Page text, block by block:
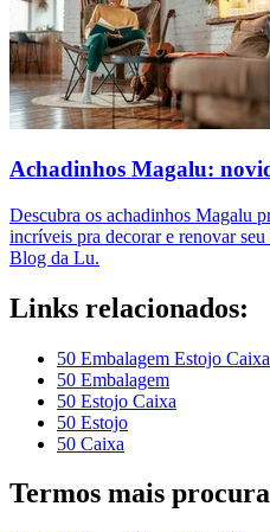
Achadinhos Magalu:
Descubra os achadinhos Magalu
incríveis pra decorar e renovar
Blog da Lu.
Links relacionados:
50 Embalagem Estojo Caixa
50 Embalagem
50 Estojo Caixa
50 Estojo
50 Caixa
Termos mais